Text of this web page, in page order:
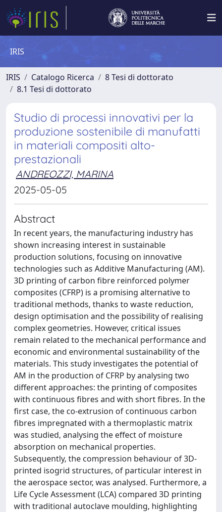
IRIS
IRIS Catalogo Ricerca
8 Tesi di dottorato
8.1 Tesi di dottorato
Studio di processi innovativi per la
produzione sostenibile di manufatti
in materiali compositi alto-
prestazionali
ANDREOZZI, MARINA
2025-05-05
Abstract
In recent years, the manufacturing industry has
shown increasing interest in sustainable
production solutions, focusing on innovative
technologies such as Additive Manufacturing (AM).
3D printing of carbon fibre reinforced polymer
composites (CFRP) is a promising alternative to
traditional methods, thanks to waste reduction,
design optimisation and the possibility of realising
complex geometries. However, critical issues
remain related to the mechanical performance and
economic and environmental sustainability of the
materials. This study investigates the potential of
AM in the production of CFRP by analysing two
different approaches: the printing of composites
with continuous fibres and with short fibres. In the
first case, the co-extrusion of continuous carbon
fibres impregnated with a thermoplastic matrix
was studied, analysing the effect of moisture
absorption on mechanical properties.
Subsequently, the compression behaviour of 3D-
printed isogrid structures, of particular interest in
the aerospace sector, was analysed. Furthermore, a
Life Cycle Assessment (LCA) compared 3D printing
with traditional autoclave moulding, highlighting